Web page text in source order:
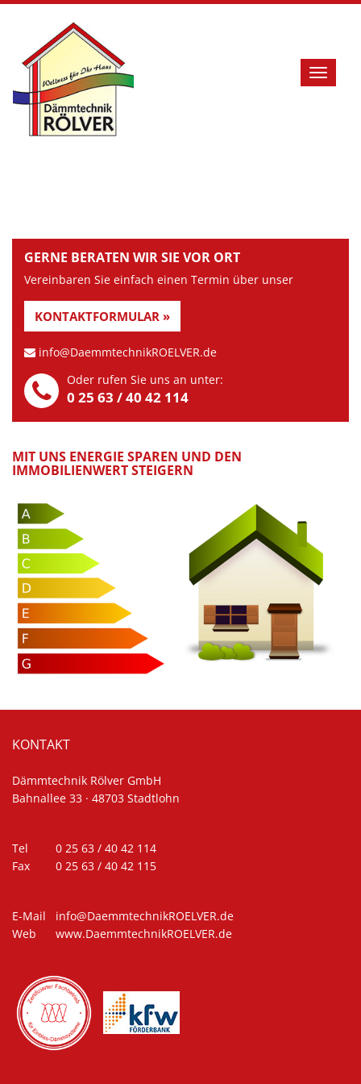
Toggle
GERNE BERATEN WIR SIE VOR ORT
Vereinbaren Sie einfach einen Termin über unser
KONTAKTFORMULAR »
info@DaemmtechnikROELVER.de
Oder rufen Sie uns an unter:
0 25 63 / 40 42 114
MIT UNS ENERGIE SPAREN UND DEN
IMMOBILIENWERT STEIGERN
KONTAKT
Dämmtechnik Rölver GmbH
Bahnallee 33 · 48703 Stadtlohn
Tel
0 25 63 / 40 42 114
Fax
0 25 63 / 40 42 115
E-Mail
info@DaemmtechnikROELVER.de
Web
www.DaemmtechnikROELVER.de